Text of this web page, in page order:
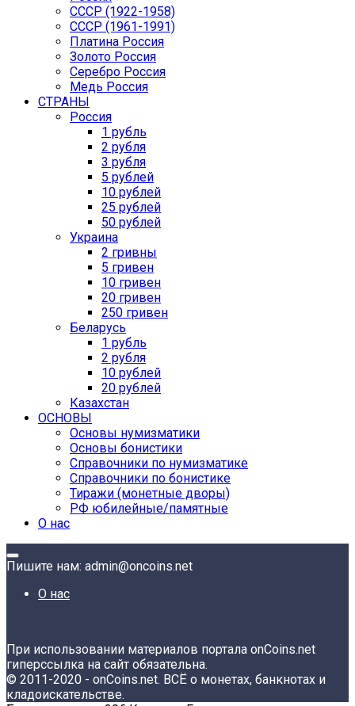
СССР (1922-1958)
CCCР (1961-1991)
Платина Россия
Золото Россия
Серебро Россия
Медь Россия
СТРАНЫ
Россия
1 рубль
2 рубля
3 рубля
5 рублей
10 рублей
25 рублей
50 рублей
Украина
2 гривны
5 гривен
10 гривен
20 гривен
250 гривен
Беларусь
1 рубль
2 рубля
10 рублей
20 рублей
Казахстан
ОСНОВЫ
Основы нумизматики
Основы бонистики
Справочники по нумизматике
Справочники по бонистике
Тиражи (монетные дворы)
РФ юбилейные/памятные
О нас
Пишите нам: admin@oncoins.net
О нас
При использовании материалов портала onCoins.net
гиперссылка на сайт обязательна.
© 2011-2020 - onCoins.net. ВСЁ о монетах, банкнотах и
кладоискательстве.